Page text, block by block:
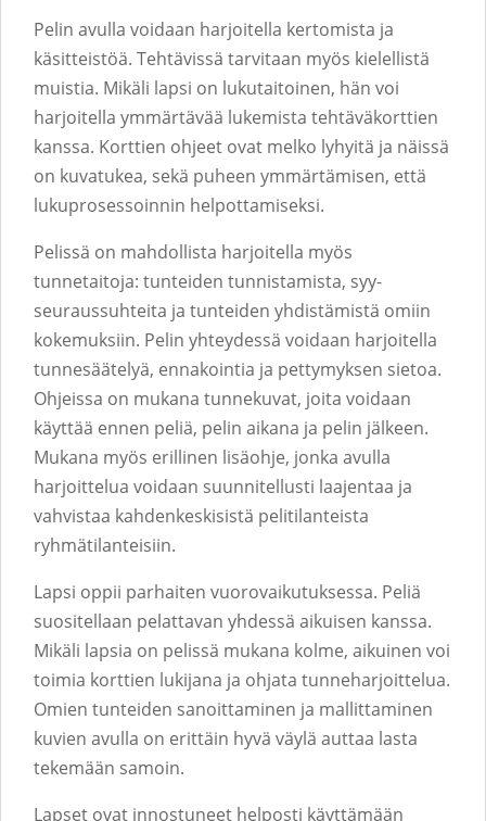
Pelin avulla voidaan harjoitella kertomista ja
käsitteistöä. Tehtävissä tarvitaan myös kielellistä
muistia. Mikäli lapsi on lukutaitoinen, hän voi
harjoitella ymmärtävää lukemista tehtäväkorttien
kanssa. Korttien ohjeet ovat melko lyhyitä ja näissä
on kuvatukea, sekä puheen ymmärtämisen, että
lukuprosessoinnin helpottamiseksi.
Pelissä on mahdollista harjoitella myös
tunnetaitoja: tunteiden tunnistamista, syy-
seuraussuhteita ja tunteiden yhdistämistä omiin
kokemuksiin. Pelin yhteydessä voidaan harjoitella
tunnesäätelyä, ennakointia ja pettymyksen sietoa.
Ohjeissa on mukana tunnekuvat, joita voidaan
käyttää ennen peliä, pelin aikana ja pelin jälkeen.
Mukana myös erillinen lisäohje, jonka avulla
harjoittelua voidaan suunnitellusti laajentaa ja
vahvistaa kahdenkeskisistä pelitilanteista
ryhmätilanteisiin.
Lapsi oppii parhaiten vuorovaikutuksessa. Peliä
suositellaan pelattavan yhdessä aikuisen kanssa.
Mikäli lapsia on pelissä mukana kolme, aikuinen voi
toimia korttien lukijana ja ohjata tunneharjoittelua.
Omien tunteiden sanoittaminen ja mallittaminen
kuvien avulla on erittäin hyvä väylä auttaa lasta
tekemään samoin.
Lapset ovat innostuneet helposti käyttämään